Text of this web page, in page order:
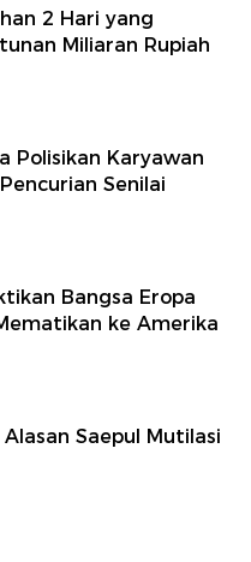
2 Hari yang
Miliaran Rupiah
Polisikan Karyawan
Senilai
Bangsa Eropa
ke Amerika
Saepul Mutilasi